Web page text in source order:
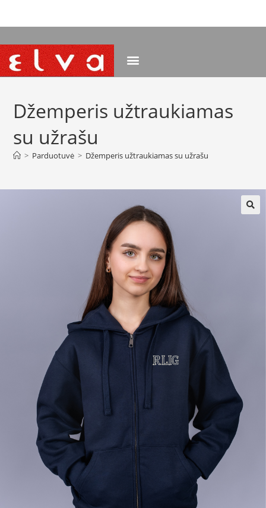
Džemperis užtraukiamas
su užrašu
> Parduotuvė > Džemperis užtraukiamas su užrašu